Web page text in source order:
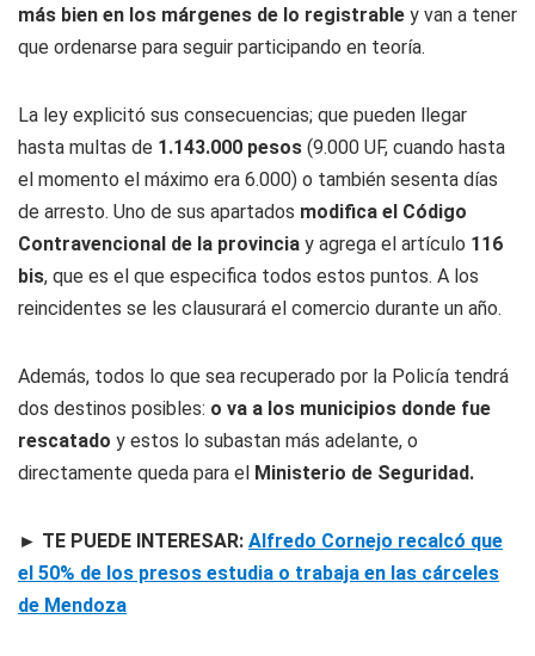
más bien en los márgenes de lo registrable y van a tener
que ordenarse para seguir participando en teoría.
La ley explicitó sus consecuencias; que pueden llegar
hasta multas de 1.143.000 pesos (9.000 UF, cuando hasta
el momento el máximo era 6.000) o también sesenta días
de arresto. Uno de sus apartados modifica el Código
Contravencional de la provincia y agrega el artículo 116
bis, que es el que especifica todos estos puntos. A los
reincidentes se les clausurará el comercio durante un año.
Además, todos lo que sea recuperado por la Policía tendrá
dos destinos posibles: o va a los municipios donde fue
rescatado y estos lo subastan más adelante, o
directamente queda para el Ministerio de Seguridad.
► TE PUEDE INTERESAR: Alfredo Cornejo recalcó que
el 50% de los presos estudia o trabaja en las cárceles
de Mendoza